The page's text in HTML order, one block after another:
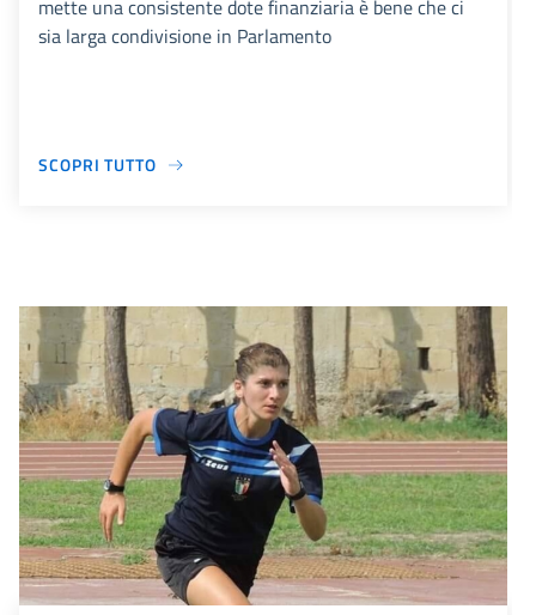
mette una consistente dote finanziaria è bene che ci
sia larga condivisione in Parlamento
SCOPRI TUTTO